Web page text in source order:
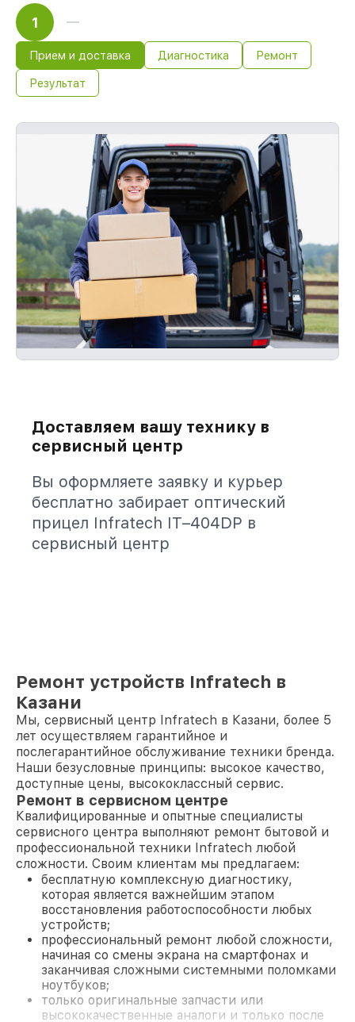
1
Прием и доставка Диагностика Ремонт
Результат
Доставляем вашу технику в
сервисный центр
Вы оформляете заявку и курьер
бесплатно забирает оптический
прицел Infratech IT–404DP в
сервисный центр
Ремонт устройств Infratech в
Казани
Мы, сервисный центр Infratech в Казани, более 5
лет осуществляем гарантийное и
послегарантийное обслуживание техники бренда.
Наши безусловные принципы: высокое качество,
доступные цены, высококлассный сервис.
Ремонт в сервисном центре
Квалифицированные и опытные специалисты
сервисного центра выполняют ремонт бытовой и
профессиональной техники Infratech любой
сложности. Своим клиентам мы предлагаем:
бесплатную комплексную диагностику,
которая является важнейшим этапом
восстановления работоспособности любых
устройств;
профессиональный ремонт любой сложности,
начиная со смены экрана на смартфонах и
заканчивая сложными системными поломками
ноутбуков;
только оригинальные запчасти или
высококачественные аналоги и только после